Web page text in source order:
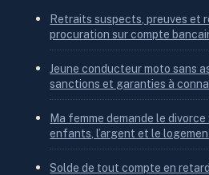
Retraits suspects, preuves et
procuration sur compte
Jeune conducteur moto sans
sanctions et garanties à
Ma femme demande le
enfants, l’argent et le
Solde de tout compte en